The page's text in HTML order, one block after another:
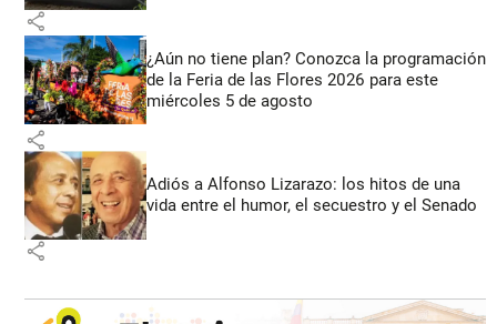
share
¿Aún no tiene plan? Conozca la programación
de la Feria de las Flores 2026 para este
miércoles 5 de agosto
share
Adiós a Alfonso Lizarazo: los hitos de una
vida entre el humor, el secuestro y el Senado
share